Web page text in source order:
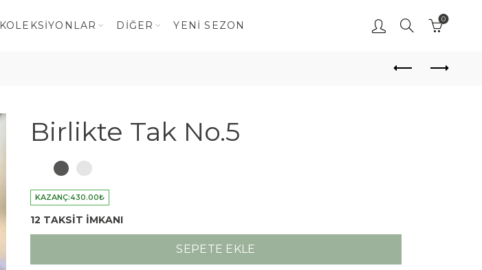
KOLEKSIYONLAR DIĞER YENI SEZON
0
Birlikte Tak No.5
KAZANÇ:430.00₺
12 TAKSİT İMKANI
SEPETE EKLE